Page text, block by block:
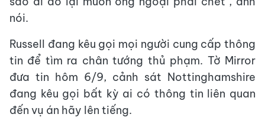
nói.
Russell đang kêu gọi mọi người cung cấp thông
tin để tìm ra chân tướng thủ phạm. Tờ Mirror
đưa tin hôm 6/9, cảnh sát Nottinghamshire
đang kêu gọi bất kỳ ai có thông tin liên quan
đến vụ án hãy lên tiếng.